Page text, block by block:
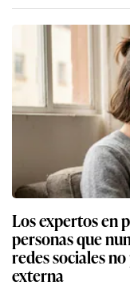
Los expertos en
personas que
redes sociales
externa